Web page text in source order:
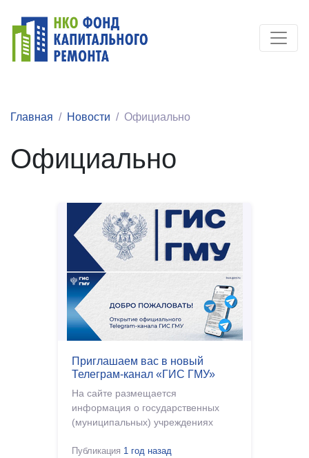
Главная Новости Официально
Официально
Приглашаем вас в новый
Телеграм-канал «ГИС ГМУ»
На сайте размещается
информация о государственных
(муниципальных) учреждениях
Публикация 1 год назад